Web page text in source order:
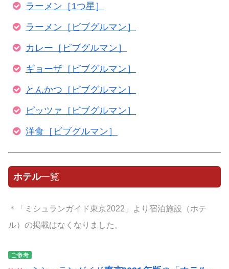
ラーメン［1つ星］
ラーメン［ビブグルマン］
カレー［ビブグルマン］
ギョーザ［ビブグルマン］
とんかつ［ビブグルマン］
ピッツァ［ビブグルマン］
洋食［ビブグルマン］
ホテル一覧
＊「ミシュランガイド東京2022」より宿泊施設（ホテ
ル）の掲載はなくなりました。
ご参考